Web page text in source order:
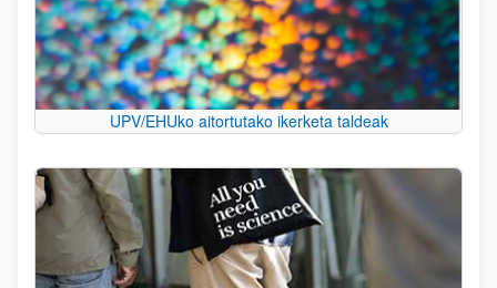
UPV/EHUko aitortutako ikerketa taldeak